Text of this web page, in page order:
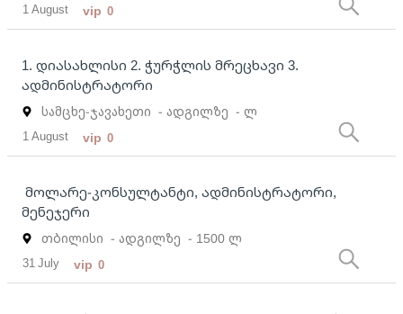
1 August vip 0
1. დიასახლისი 2. ჭურჭლის მრეცხავი 3.
ადმინისტრატორი
სამცხე-ჯავახეთი - ადგილზე - ლ
1 August vip 0
მოლარე-კონსულტანტი, ადმინისტრატორი,
მენეჯერი
თბილისი - ადგილზე - 1500 ლ
31 July vip 0